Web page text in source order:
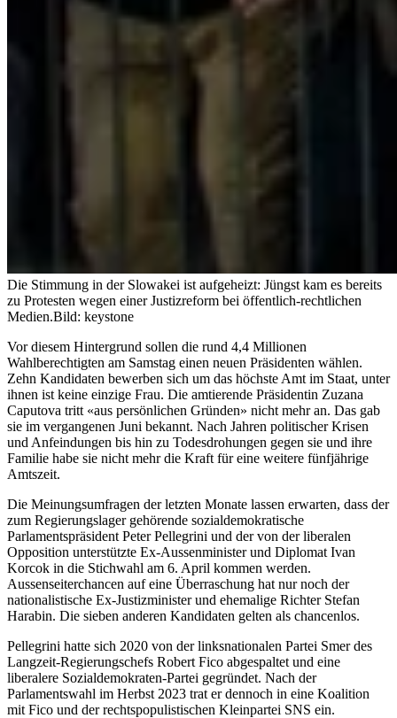
Die Stimmung in der Slowakei ist aufgeheizt: Jüngst kam es bereits
zu Protesten wegen einer Justizreform bei öffentlich-rechtlichen
Medien.Bild: keystone
Vor diesem Hintergrund sollen die rund 4,4 Millionen
Wahlberechtigten am Samstag einen neuen Präsidenten wählen.
Zehn Kandidaten bewerben sich um das höchste Amt im Staat, unter
ihnen ist keine einzige Frau. Die amtierende Präsidentin Zuzana
Caputova tritt «aus persönlichen Gründen» nicht mehr an. Das gab
sie im vergangenen Juni bekannt. Nach Jahren politischer Krisen
und Anfeindungen bis hin zu Todesdrohungen gegen sie und ihre
Familie habe sie nicht mehr die Kraft für eine weitere fünfjährige
Amtszeit.
Die Meinungsumfragen der letzten Monate lassen erwarten, dass der
zum Regierungslager gehörende sozialdemokratische
Parlamentspräsident Peter Pellegrini und der von der liberalen
Opposition unterstützte Ex-Aussenminister und Diplomat Ivan
Korcok in die Stichwahl am 6. April kommen werden.
Aussenseiterchancen auf eine Überraschung hat nur noch der
nationalistische Ex-Justizminister und ehemalige Richter Stefan
Harabin. Die sieben anderen Kandidaten gelten als chancenlos.
Pellegrini hatte sich 2020 von der linksnationalen Partei Smer des
Langzeit-Regierungschefs Robert Fico abgespaltet und eine
liberalere Sozialdemokraten-Partei gegründet. Nach der
Parlamentswahl im Herbst 2023 trat er dennoch in eine Koalition
mit Fico und der rechtspopulistischen Kleinpartei SNS ein.